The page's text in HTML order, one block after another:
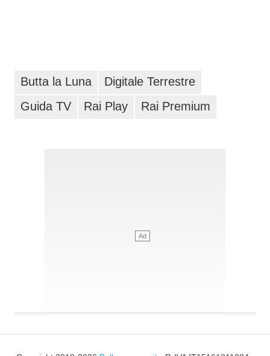
Butta la Luna
Digitale Terrestre
Guida TV
Rai Play Rai Premium